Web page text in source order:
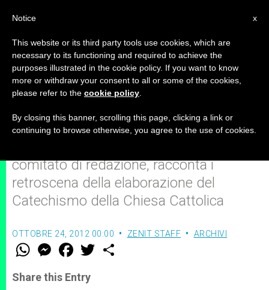
Il Catechismo è stato un frutto
profetico del Concilio Vaticano II
comitato di redazione, racconta i
retroscena della elaborazione del
Catechismo della Chiesa Cattolica
OTTOBRE 24, 2012 00:00 ZENIT STAFF ARCHIVI
W
t
s
M
e
s
e
F
a
e
b
w
Share this Entry
x
Notice
This website or its third party tools use cookies, which are
necessary to its functioning and required to achieve the
purposes illustrated in the cookie policy. If you want to know
more or withdraw your consent to all or some of the cookies,
please refer to the cookie policy
By closing this banner, scrolling this page, clicking a link or
continuing to browse otherwise, you agree to the use of cookies.